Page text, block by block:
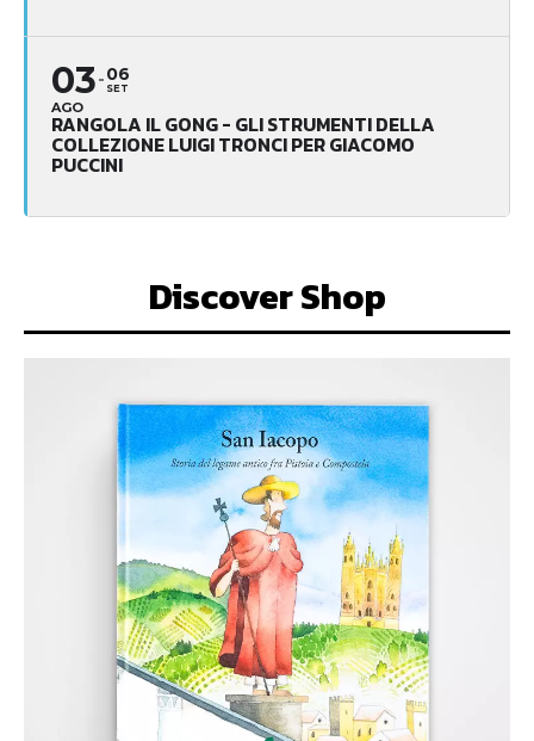
03
AGO
06
SET
RANGOLA IL GONG - GLI STRUMENTI DELLA
COLLEZIONE LUIGI TRONCI PER GIACOMO
PUCCINI
Discover Shop